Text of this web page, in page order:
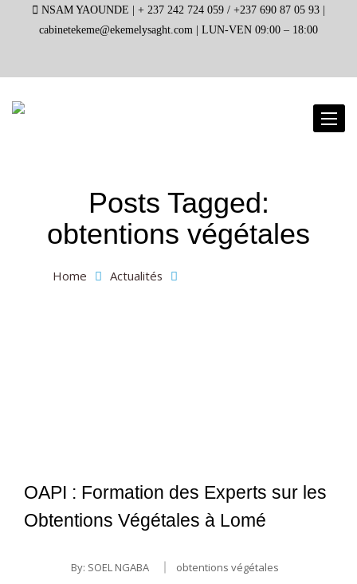
NSAM YAOUNDE | + 237 242 724 059 / +237 690 87 05 93 |
cabinetekeme@ekemelysaght.com | LUN-VEN 09:00 – 18:00
Posts Tagged:
obtentions végétales
Home Actualités
OAPI : Formation des Experts sur les
Obtentions Végétales à Lomé
By: SOEL NGABA
obtentions végétales